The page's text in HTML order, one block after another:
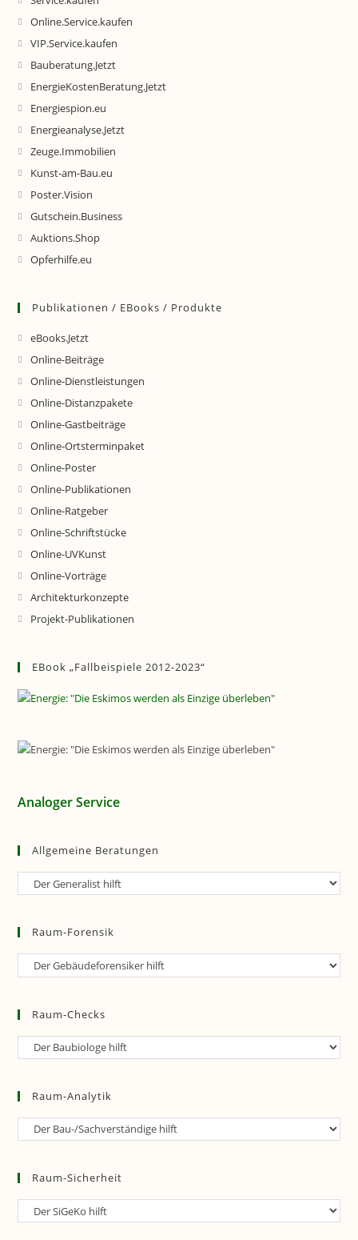
Online.Service.kaufen
VIP.Service.kaufen
Bauberatung.Jetzt
EnergieKostenBeratung.Jetzt
Energiespion.eu
Energieanalyse.Jetzt
Zeuge.Immobilien
Kunst-am-Bau.eu
Poster.Vision
Gutschein.Business
Auktions.Shop
Opferhilfe.eu
Publikationen / EBooks / Produkte
eBooks.Jetzt
Online-Beiträge
Online-Dienstleistungen
Online-Distanzpakete
Online-Gastbeiträge
Online-Ortsterminpaket
Online-Poster
Online-Publikationen
Online-Ratgeber
Online-Schriftstücke
Online-UVKunst
Online-Vorträge
Architekturkonzepte
Projekt-Publikationen
EBook „Fallbeispiele 2012-2023“
Analoger Service
Allgemeine Beratungen
Allgemeine
Raum-Forensik
Raum-
Raum-Checks
Raum-
Raum-Analytik
Raum-
Raum-Sicherheit
Raum-